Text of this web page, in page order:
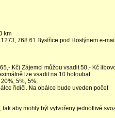
km
768 61 Bystřice pod Hostýnem e-
Kč) Zájemci můžou vsadit 50,- Kč
lze vsadit na 10 holoubat.
5%, 5%.
řidiči. Na obálce bude uveden počet
aby mohly být vytvořeny jednotlivé